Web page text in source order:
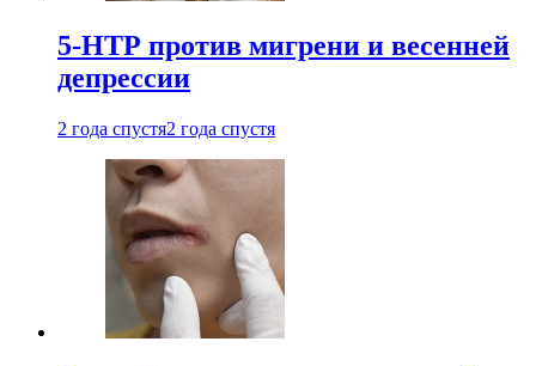
5-НТР против мигрени и весенней
депрессии
2 года спустя2 года спустя